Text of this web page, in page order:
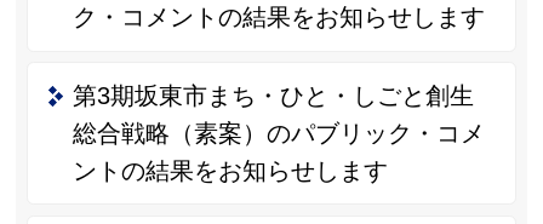
ク・コメントの結果をお知らせします
第3期坂東市まち・ひと・しごと創生
総合戦略（素案）のパブリック・コメ
ントの結果をお知らせします